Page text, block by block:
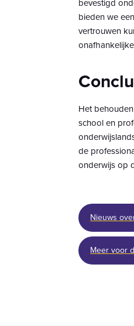
bevestigd
bieden we
vertrouwen
Het
school en
de
onderwijs op
Nieuws
Meer voor